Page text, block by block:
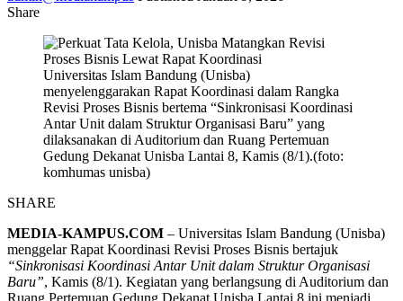
Share
Universitas Islam Bandung (Unisba)
menyelenggarakan Rapat Koordinasi dalam Rangka
Revisi Proses Bisnis bertema “Sinkronisasi Koordinasi
Antar Unit dalam Struktur Organisasi Baru” yang
dilaksanakan di Auditorium dan Ruang Pertemuan
Gedung Dekanat Unisba Lantai 8, Kamis (8/1).(foto:
komhumas unisba)
SHARE
MEDIA-KAMPUS.COM – Universitas Islam Bandung (Unisba)
menggelar Rapat Koordinasi Revisi Proses Bisnis bertajuk
“Sinkronisasi Koordinasi Antar Unit dalam Struktur Organisasi
Baru”, Kamis (8/1). Kegiatan yang berlangsung di Auditorium dan
Ruang Pertemuan Gedung Dekanat Unisba Lantai 8 ini menjadi